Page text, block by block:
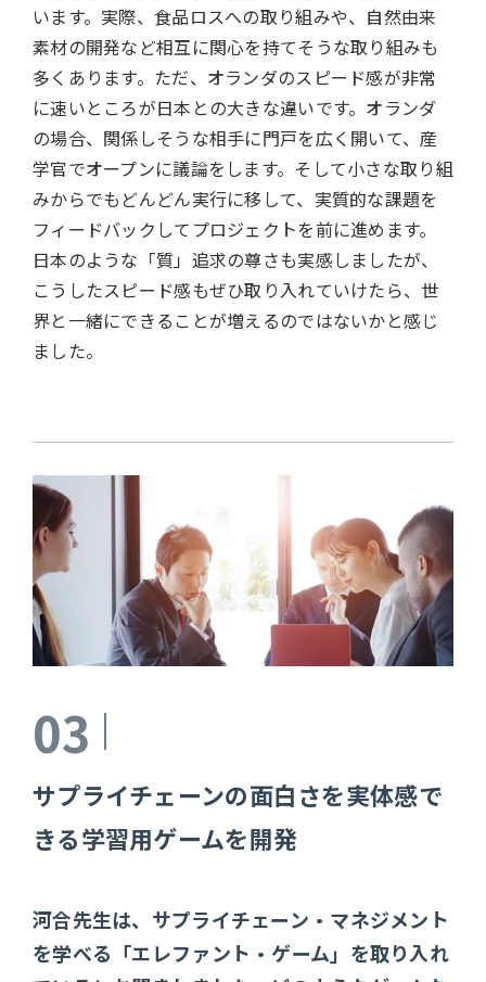
います。実際、食品ロスへの取り組みや、自然由来
素材の開発など相互に関心を持てそうな取り組みも
多くあります。ただ、オランダのスピード感が非常
に速いところが日本との大きな違いです。オランダ
の場合、関係しそうな相手に門戸を広く開いて、産
学官でオープンに議論をします。そして小さな取り組
みからでもどんどん実行に移して、実質的な課題を
フィードバックしてプロジェクトを前に進めます。
日本のような「質」追求の尊さも実感しましたが、
こうしたスピード感もぜひ取り入れていけたら、世
界と一緒にできることが増えるのではないかと感じ
ました。
03
サプライチェーンの面白さを実体感で
きる学習用ゲームを開発
河合先生は、サプライチェーン・マネジメント
を学べる「エレファント・ゲーム」を取り入れ